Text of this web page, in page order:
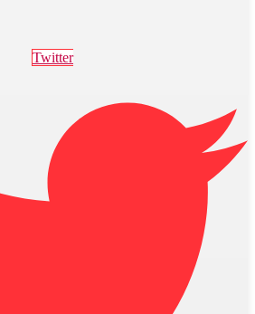
Twitter